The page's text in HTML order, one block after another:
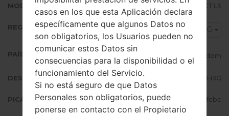
MODEM/CP VERSIÓN N986BXXU1CTL5
REGIÓN H3G
PAÍS (UN/EL PAÍS) United Kingdom
DESCRIPCIÓN H3G
PICADILLO 5730233067d14a41c02fbaa4b48ffcbc
casos en los que esta Aplicación declara
específicamente que algunos Datos no
son obligatorios, los Usuarios pueden no
comunicar estos Datos sin
consecuencias para la disponibilidad o el
funcionamiento del Servicio.
Si no está seguro de que Datos
Personales son obligatorios, puede
ponerse en contacto con el Propietario